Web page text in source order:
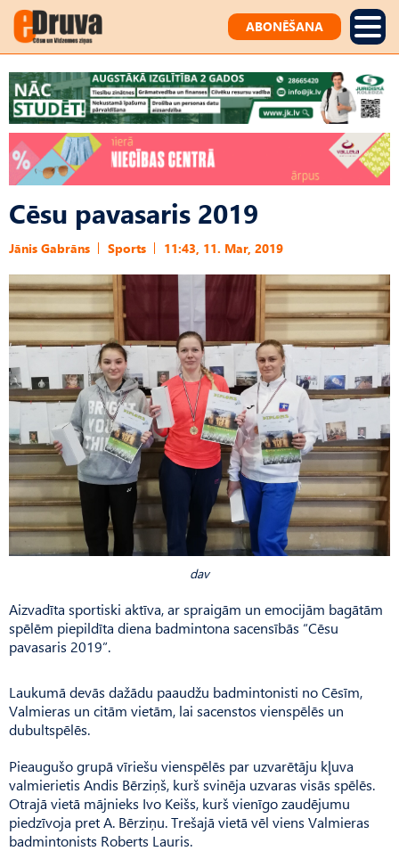
ABONĒŠANA
Cēsu pavasaris 2019
Jānis Gabrāns Sports 11:43, 11. Mar, 2019
dav
Aizvadīta sportiski aktīva, ar spraigām un emocijām bagātām
spēlēm piepildīta diena badmintona sacensībās “Cēsu
pavasaris 2019”.
Laukumā devās dažādu paaudžu badmintonisti no Cēsīm,
Valmieras un citām vietām, lai sacenstos vienspēlēs un
dubultspēlēs.
Pieaugušo grupā vīriešu vienspēlēs par uzvarētāju kļuva
valmierietis Andis Bērziņš, kurš svinēja uzvaras visās spēlēs.
Otrajā vietā mājnieks Ivo Keišs, kurš vienīgo zaudējumu
piedzīvoja pret A. Bērziņu. Trešajā vietā vēl viens Valmieras
badmintonists Roberts Lauris.